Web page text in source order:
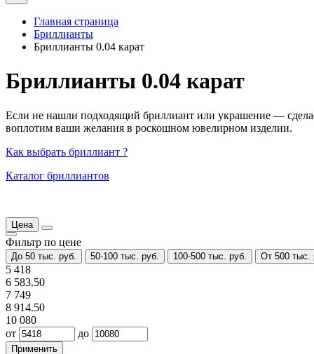
Главная страница
Бриллианты
Бриллианты 0.04 карат
Бриллианты 0.04 карат
Если не нашли подходящий бриллиант или украшение —
воплотим ваши желания в роскошном ювелирном изделии.
Как выбрать бриллиант ?
Каталог бриллиантов
Цена
Фильтр по цене
До 50 тыс. руб. 50-100 тыс. руб. 100-500 тыс. руб. От 500 тыс.
5 418
6 583.50
7 749
8 914.50
10 080
от
до